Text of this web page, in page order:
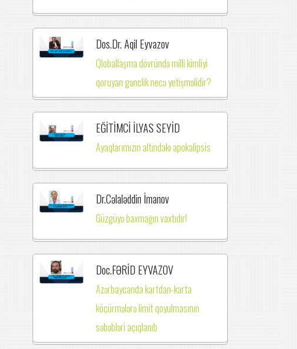
Dos.Dr. Aqil Eyvazov
Qloballaşma dövründə milli kimliyi
qoruyan gənclik necə yetişməlidir?
EĞİTİMCİ İLYAS SEYİD
Ayaqlarımızın altındakı apokalipsis
Dr.Cəlaləddin İmanov
Güzgüyə baxmağın vaxtıdır!
Doc.FƏRİD EYVAZOV
Azərbaycanda kartdan-karta
köçürmələrə limit qoyulmasının
səbəbləri açıqlanıb